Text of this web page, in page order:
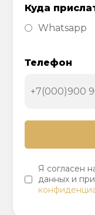
Куда
Whatsapp
Телефон
Я согласен
данных и